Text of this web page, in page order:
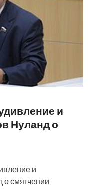
и
Нуланд о
и
о смягчении